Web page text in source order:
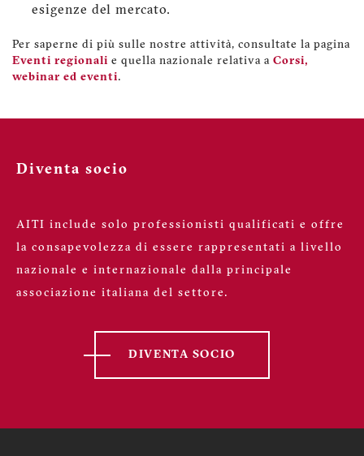
esigenze del mercato.
Per saperne di più sulle nostre attività, consultate la pagina
Eventi regionali e quella nazionale relativa a Corsi,
webinar ed eventi.
Diventa socio
AITI include solo professionisti qualificati e offre
la consapevolezza di essere rappresentati a livello
nazionale e internazionale dalla principale
associazione italiana del settore.
DIVENTA SOCIO